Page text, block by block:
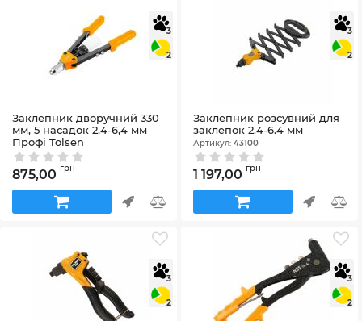
3
2
Заклепник дворучний 330
мм, 5 насадок 2,4-6,4 мм
Профі Tolsen
Артикул:43096
875,00 грн
3
2
Заклепник розсувний для
заклепок 2.4-6.4 мм
Артикул: 43100
1 197,00 грн
3
2
3
2